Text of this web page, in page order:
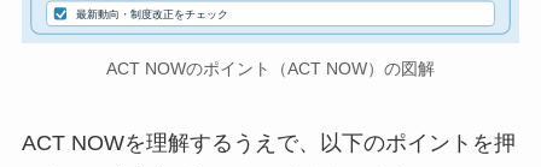
最新動向・制度改正をチェック
ACT NOWのポイント（ACT NOW）の図解
ACT NOWを理解するうえで、以下のポイントを押